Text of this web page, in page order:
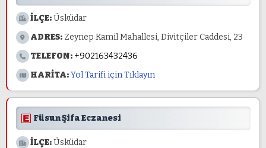
İLÇE:Üsküdar
ADRES: Zeynep Kamil Mahallesi, Divitçiler Caddesi, 23
TELEFON: +902163432436
HARİTA:Yol Tarifi için Tıklayın
Füsun Şifa Eczanesi
İLÇE:Üsküdar